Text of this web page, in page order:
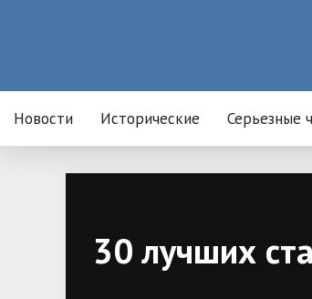
Новости Исторические Серьезные
30 лучших